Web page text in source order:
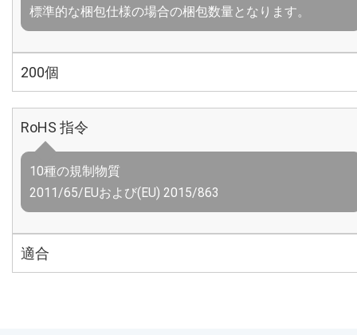
標準的な梱包仕様の場合の梱包数量となります。
200個
RoHS 指令
10種の規制物質
2011/65/EUおよび(EU) 2015/863
適合